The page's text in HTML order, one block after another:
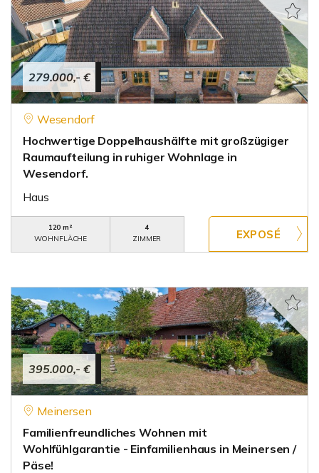
279.000,- €
Wesendorf
Hochwertige Doppelhaushälfte mit großzügiger
Raumaufteilung in ruhiger Wohnlage in
Wesendorf.
Haus
120 m²
WOHNFLÄCHE
4
ZIMMER
395.000,- €
Meinersen
Familienfreundliches Wohnen mit
Wohlfühlgarantie - Einfamilienhaus in Meinersen /
Päse!